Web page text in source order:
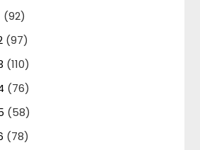
(92)
(97)
(110)
(76)
(58)
(78)